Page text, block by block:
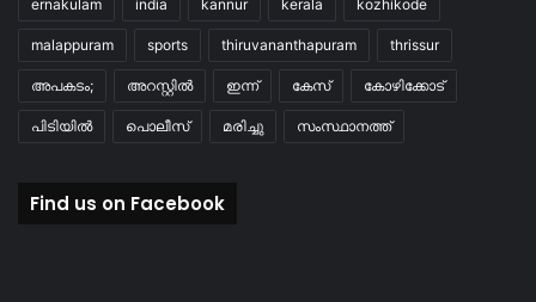
ernakulam india kannur kerala kozhikode
malappuram sports thiruvananthapuram thrissur
അപകടം; അറസ്റ്റിൽ ഇന്ന് കേസ് കോഴിക്കോട്
പിടിയിൽ പൊലീസ് മരിച്ചു സംസ്ഥാനത്ത്
Find us on Facebook